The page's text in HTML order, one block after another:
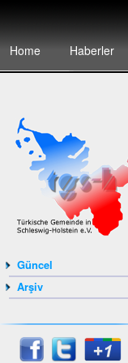
Home Haberler
Güncel
Arşiv